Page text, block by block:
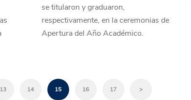
se titularon y graduaron,
respectivamente, en la ceremonias de
Apertura del Año Académico.
13 14 15 16 17 >